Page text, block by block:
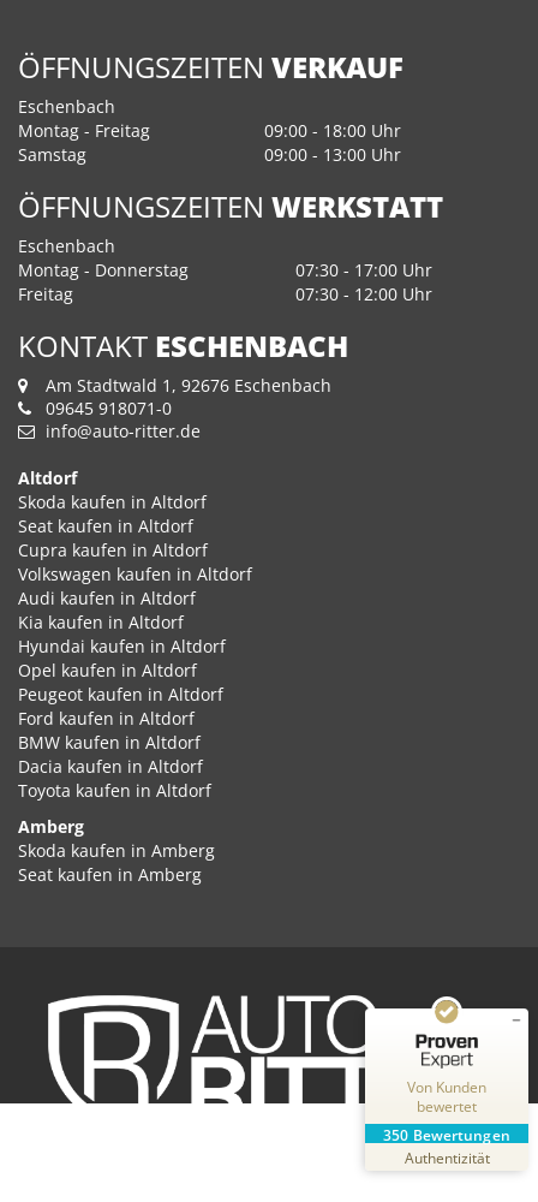
ÖFFNUNGSZEITEN VERKAUF
Eschenbach
Montag - Freitag
09:00 - 18:00 Uhr
Samstag
09:00 - 13:00 Uhr
ÖFFNUNGSZEITEN WERKSTATT
Eschenbach
Montag - Donnerstag
07:30 - 17:00 Uhr
Freitag
07:30 - 12:00 Uhr
KONTAKT ESCHENBACH
Am Stadtwald 1, 92676 Eschenbach
09645 918071-0
info@auto-ritter.de
Altdorf
Skoda kaufen in Altdorf
Seat kaufen in Altdorf
Cupra kaufen in Altdorf
Volkswagen kaufen in Altdorf
Audi kaufen in Altdorf
Kia kaufen in Altdorf
Hyundai kaufen in Altdorf
Opel kaufen in Altdorf
Peugeot kaufen in Altdorf
Ford kaufen in Altdorf
BMW kaufen in Altdorf
Dacia kaufen in Altdorf
Toyota kaufen in Altdorf
Amberg
Skoda kaufen in Amberg
Seat kaufen in Amberg
Hyundai kaufen in Amberg
Opel kaufen in Amberg
Peugeot kaufen in Amberg
Ford kaufen in Amberg
BMW kaufen in Amberg
Von Kunden
bewertet
350 Bewertungen
Authentizität
2
Bewertungen auf
ProvenExpert.com
Bewertungen von
2 anderen Quellen
Blick aufs ProvenExpert-Profil werfen
31.07.2026